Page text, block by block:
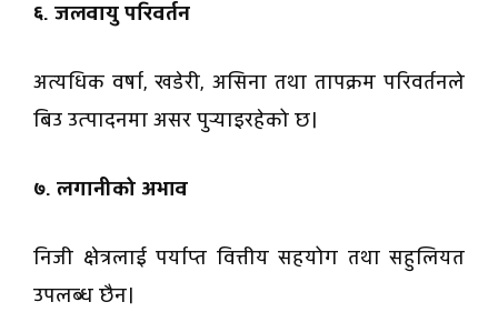
६. जलवायु परिवर्तन
अत्यधिक वर्षा, खडेरी, असिना तथा तापक्रम परिवर्तनले
बिउ उत्पादनमा असर पुर्‍याइरहेको छ।
७. लगानीको अभाव
निजी क्षेत्रलाई पर्याप्त वित्तीय सहयोग तथा सहुलियत
उपलब्ध छैन।